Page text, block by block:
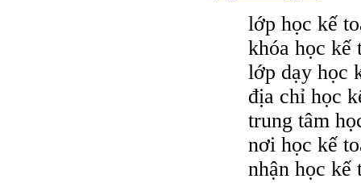
lớp học kế
khóa học kế
lớp dạy học
địa chỉ học
trung tâm
nơi học kế
nhận học kế